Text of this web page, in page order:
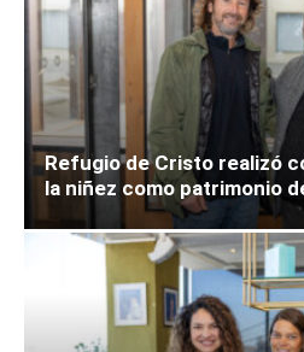
Refugio de Cristo realizó
la niñez como patrimonio